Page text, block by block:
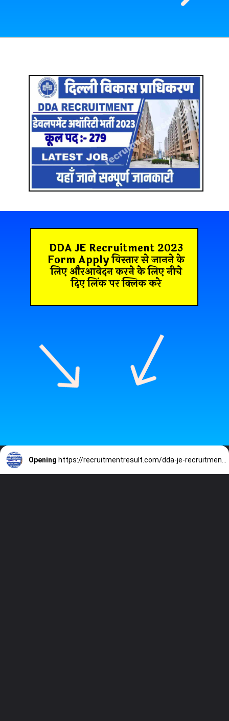
DDA JE Recruitment 2023
Form Applyविस्तार से जानने के
लिए औरआवेदन करने के लिए नीचे
दिए लिंक पर क्लिक करे
Opening https://recruitmentresult.com/dda-je-recruitment-2023-form-apply/